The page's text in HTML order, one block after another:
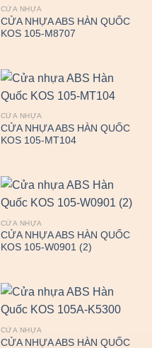
CỬA NHỰA
CỬA NHỰA ABS HÀN QUỐC
KOS 105-M8707
CỬA NHỰA
CỬA NHỰA ABS HÀN QUỐC
KOS 105-MT104
CỬA NHỰA
CỬA NHỰA ABS HÀN QUỐC
KOS 105-W0901 (2)
CỬA NHỰA
CỬA NHỰA ABS HÀN QUỐC